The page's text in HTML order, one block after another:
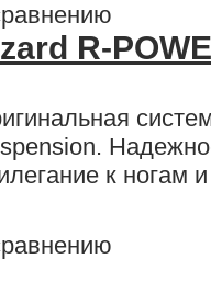
R-
к ногам